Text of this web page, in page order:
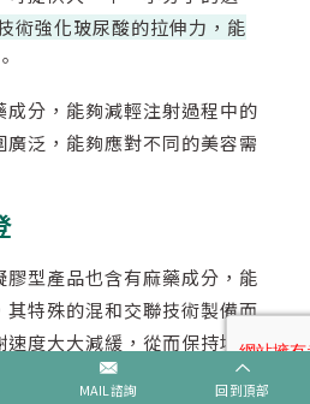
術強化玻尿酸的拉伸力，能
。
分，能夠減輕注射過程中的
泛，能夠應對不同的美容需
型產品也含有麻藥成分，能
其特殊的混和交聯技術製備而
速度大大減緩，從而保持填充
MAIL諮詢 回到頂部